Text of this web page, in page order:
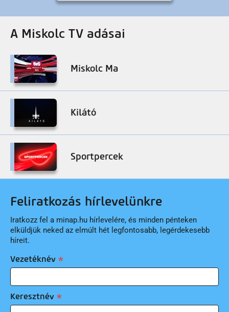
A Miskolc TV adásai
Miskolc Ma
Kilátó
Sportpercek
Feliratkozás hírlevelünkre
Iratkozz fel a minap.hu hírlevelére, és minden pénteken
elküldjük neked az elmúlt hét legfontosabb, legérdekesebb
híreit.
Vezetéknév
Keresztnév